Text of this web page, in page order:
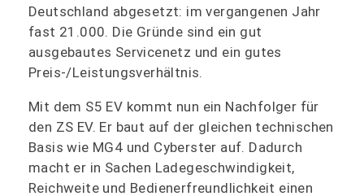
Deutschland abgesetzt: im vergangenen Jahr
fast 21.000. Die Gründe sind ein gut
ausgebautes Servicenetz und ein gutes
Preis-/Leistungsverhältnis.
Mit dem S5 EV kommt nun ein Nachfolger für
den ZS EV. Er baut auf der gleichen technischen
Basis wie MG4 und Cyberster auf. Dadurch
macht er in Sachen Ladegeschwindigkeit,
Reichweite und Bedienerfreundlichkeit einen